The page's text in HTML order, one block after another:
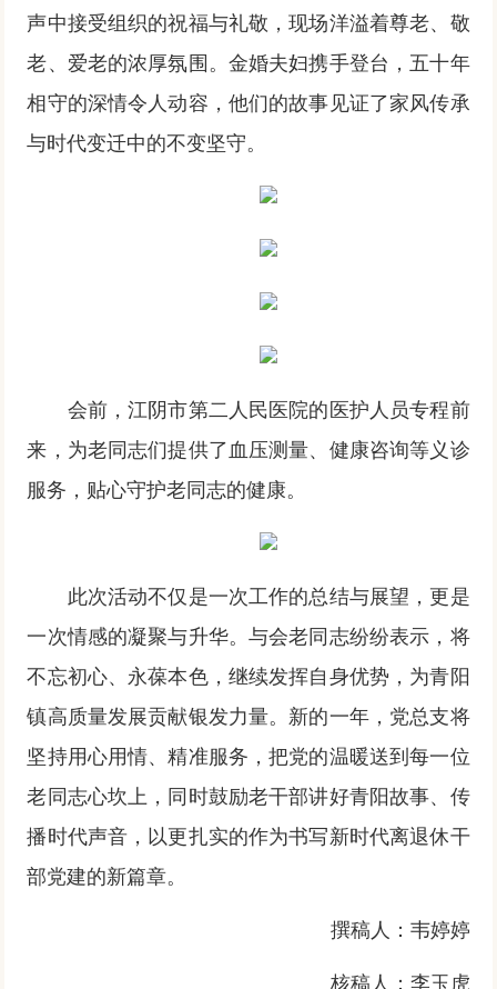
声中接受组织的祝福与礼敬，现场洋溢着尊老、敬
老、爱老的浓厚氛围。金婚夫妇携手登台，五十年
相守的深情令人动容，他们的故事见证了家风传承
与时代变迁中的不变坚守。
会前，江阴市第二人民医院的医护人员专程前
来，为老同志们提供了血压测量、健康咨询等义诊
服务，贴心守护老同志的健康。
此次活动不仅是一次工作的总结与展望，更是
一次情感的凝聚与升华。与会老同志纷纷表示，将
不忘初心、永葆本色，继续发挥自身优势，为青阳
镇高质量发展贡献银发力量。新的一年，党总支将
坚持用心用情、精准服务，把党的温暖送到每一位
老同志心坎上，同时鼓励老干部讲好青阳故事、传
播时代声音，以更扎实的作为书写新时代离退休干
部党建的新篇章。
撰稿人：韦婷婷
核稿人：李玉虎